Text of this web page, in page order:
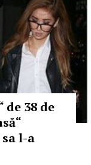
de 38 de
l-a